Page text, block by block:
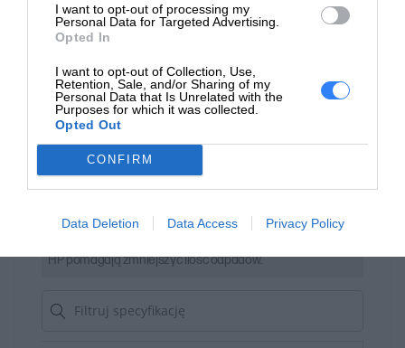
I want to opt-out of processing my
Personal Data for Targeted Advertising.
Opted In
I want to opt-out of Collection, Use,
Retention, Sale, and/or Sharing of my
Personal Data that Is Unrelated with the
Purposes for which it was collected.
Opted Out
CONFIRM
Data Deletion Data Access Privacy Policy
Materiał z recyklingu ma znaczenie
HP pomagają zmniejszyć ilość odpadów.